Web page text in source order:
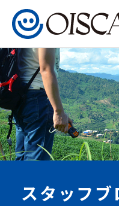
スタッフブ